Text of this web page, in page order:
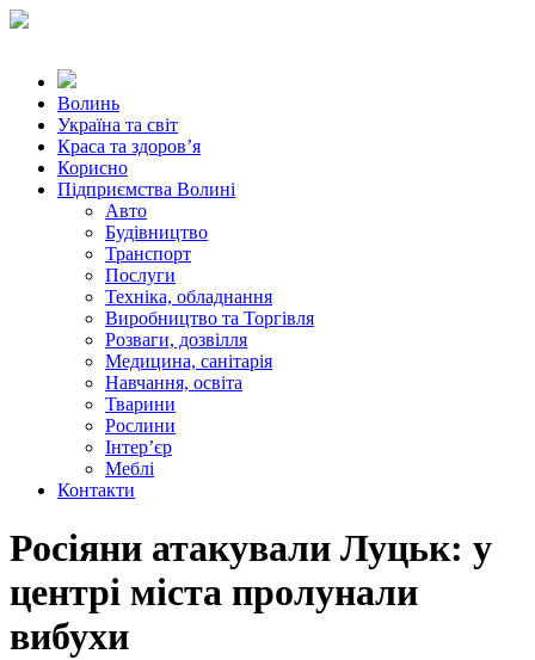
Волинь
Україна та світ
Краса та здоров’я
Корисно
Підприємства Волині
Авто
Будівництво
Транспорт
Послуги
Техніка, обладнання
Виробництво та Торгівля
Розваги, дозвілля
Медицина, санітарія
Навчання, освіта
Тварини
Рослини
Інтер’єр
Меблі
Контакти
Росіяни атакували Луцьк: у
центрі міста пролунали
вибухи